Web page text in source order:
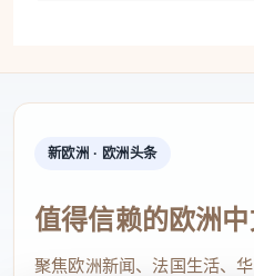
新欧洲 · 欧洲头条
值得信赖的欧洲
聚焦欧洲新闻、法国生活、